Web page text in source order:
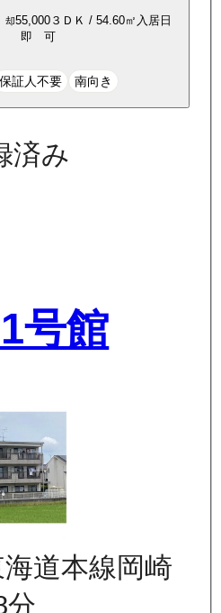
却55,000 ３ＤＫ / 54.60㎡ 入居日
即 可
保証人不要 南向き
済み
号館
海道本線岡崎
分